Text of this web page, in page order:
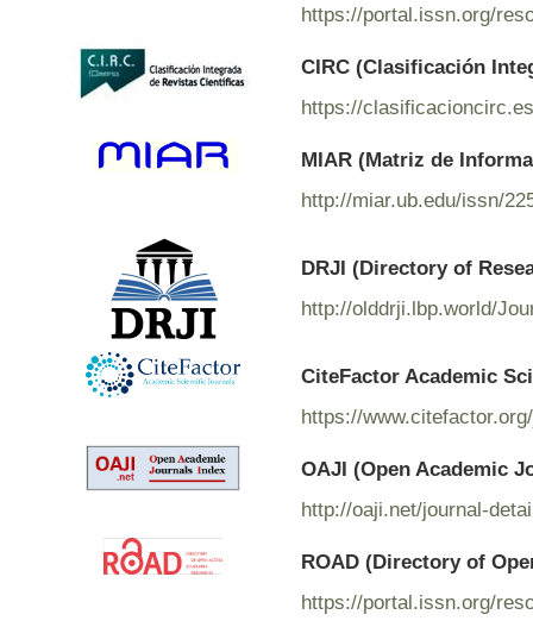
https://portal.issn.org/
CIRC (Clasificación
https://
MIAR (Matriz de
http://miar.ub.edu/issn/
DRJI (Directory of
http://olddrji.lbp.world/
CiteFactor Academic
https://
OAJI (Open Academic
http://oaji.net/journal-
ROAD (Directory of
https://portal.issn.org/